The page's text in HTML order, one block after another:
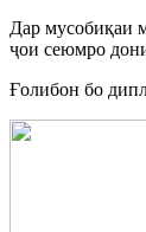
Дар мусобиқаи
ҷои сеюмро
Ғолибон бо